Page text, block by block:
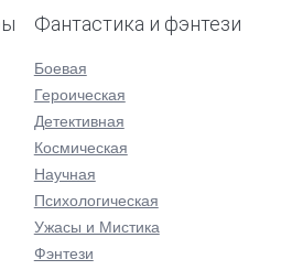
Фантастика и фэнтези
Боевая
Героическая
Детективная
Космическая
Научная
Психологическая
Ужасы и Мистика
Фэнтези